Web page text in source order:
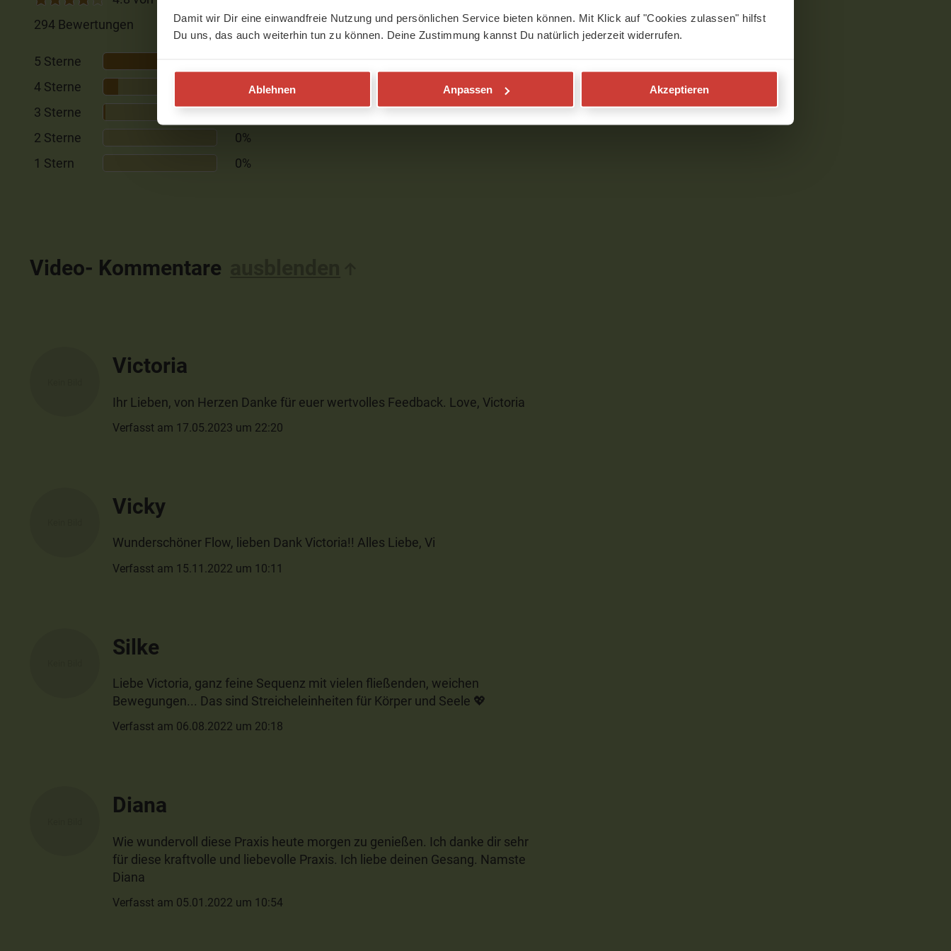
Damit wir Dir eine einwandfreie Nutzung und persönlichen Service bieten können. Mit Klick auf "Cookies zulassen" hilfst
Du uns, das auch weiterhin tun zu können. Deine Zustimmung kannst Du natürlich jederzeit widerrufen.
Ablehnen Anpassen Akzeptieren
294 Bewertungen
5 Sterne
4 Sterne
13%
3 Sterne
2%
2 Sterne
0%
1 Stern
0%
Video- Kommentare
Victoria
Ihr Lieben, von Herzen Danke für euer wertvolles Feedback. Love, Victoria
Verfasst am 17.05.2023 um 22:20
Vicky
Wunderschöner Flow, lieben Dank Victoria!! Alles Liebe, Vi
Verfasst am 15.11.2022 um 10:11
Silke
Liebe Victoria, ganz feine Sequenz mit vielen fließenden, weichen
Bewegungen... Das sind Streicheleinheiten für Körper und Seele 💖
Verfasst am 06.08.2022 um 20:18
Diana
Wie wundervoll diese Praxis heute morgen zu genießen. Ich danke dir sehr
für diese kraftvolle und liebevolle Praxis. Ich liebe deinen Gesang. Namste
Diana
Verfasst am 05.01.2022 um 10:54